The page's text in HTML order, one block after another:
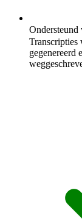
Transcripties
gegenereerd